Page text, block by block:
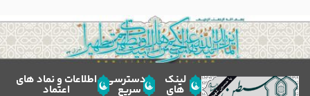
لینک
های
دسترسی
سریع
اطلاعات و نماد های
اعتماد